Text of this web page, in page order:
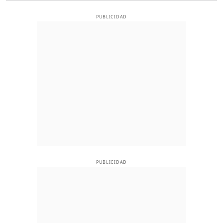
PUBLICIDAD
PUBLICIDAD